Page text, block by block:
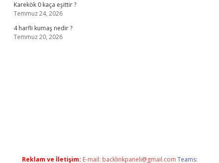
Karekök 0 kaça eşittir ?
Temmuz 24, 2026
4 harfli kumaş nedir ?
Temmuz 20, 2026
Reklam ve İletişim: E-mail: backlinkpaneli@gmail.com Teams: